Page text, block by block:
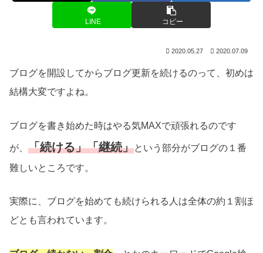
LINE コピー
2020.05.27 2020.07.09
ブログを開設してからブログ更新を続けるのって、初めは
結構大変ですよね。
ブログを書き始めた時はやる気MAXで頑張れるのです
が、 「続ける」「継続」という部分がブログの１番
難しいところです。
実際に、ブログを始めても続けられる人は全体の約１割ほ
どとも言われています。